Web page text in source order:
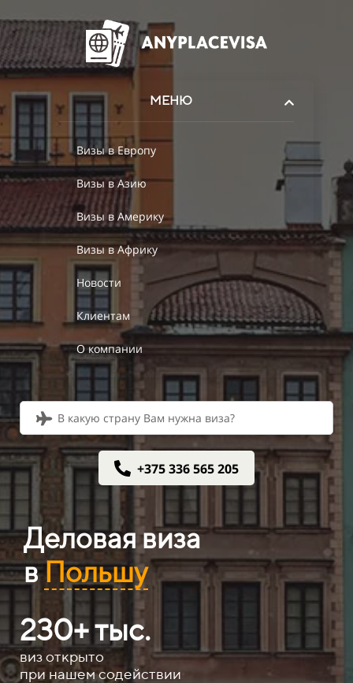
МЕНЮ
Визы в Европу
Визы в Азию
Визы в Америку
Визы в Африку
Новости
Клиентам
О компании
В какую страну Вам нужна виза?
+375 336 565 205
Деловая виза
вПольшу
230+ тыс.​​​​
виз открыто
при нашем содействии